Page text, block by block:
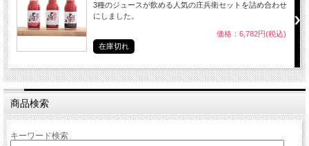
3種のジュースが飲める人気の庄兵衛セットを詰め合わせ
にしました。
価格：6,782円(税込)
在庫切れ
商品検索
キーワード検索